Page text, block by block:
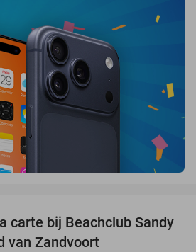
34%
carte bij Beachclub Sandy
van Zandvoort